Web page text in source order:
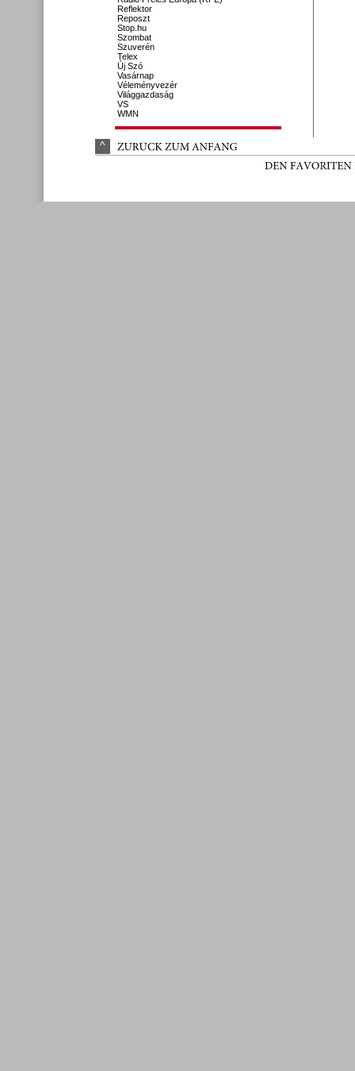
Reflektor
Reposzt
Stop.hu
Szombat
Szuverén
Telex
Új Szó
Vasárnap
Véleményvezér
Világgazdaság
VS
WMN
^ ZURÜCK ZUM ANFANG
DEN FAVORITEN